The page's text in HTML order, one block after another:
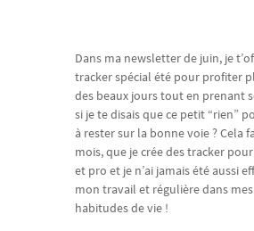
Dans ma newsletter de juin, je
tracker spécial été pour profiter
des beaux jours tout en prenant
si je te disais que ce petit “rien”
à rester sur la bonne voie ? Cela
mois, que je crée des tracker
et pro et je n’ai jamais été aussi
mon travail et régulière dans
habitudes de vie !